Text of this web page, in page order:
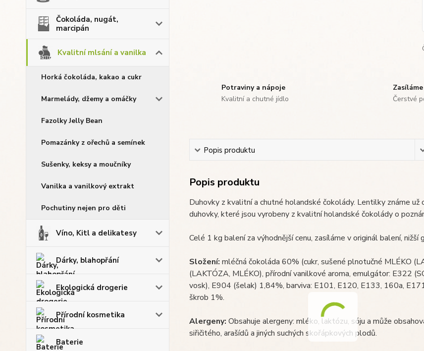
Čokoláda, nugát,
marcipán
Kvalitní mlsání a vanilka
Horká čokoláda, kakao a cukr
Marmelády, džemy a omáčky
Fazolky Jelly Bean
Pomazánky z ořechů a semínek
Sušenky, keksy a moučníky
Vanilka a vanilkový extrakt
Pochutiny nejen pro děti
Víno, Kitl a delikatesy
Dárky, blahopřání
Ekologická drogerie
Přírodní kosmetika
Baterie
Potraviny a nápoje
Kvalitní a chutné jídlo
Čerstvé
Popis produktu
Popis produktu
Duhovky z kvalitní a chutné holandské čokolády. Lentilky známe
duhovky, které jsou vyrobeny z kvalitní holandské čokolády o
Celé 1 kg balení za výhodnější cenu, zasíláme v originál balení, nižší
Složení: mléčná čokoláda 60% (cukr, sušené plnotučné MLÉKO
(LAKTÓZA, MLÉKO), přírodní vanilkové aroma, emulgátor: E322
vosk), E904 (šelak) 1,84%, barviva: E101, E120, E133, 160a,
škrob 1%.
Alergeny: Obsahuje alergeny: mléko, laktózu, sóju a může
siřičitého, arašídů a jiných suchých skořápkových plodů.